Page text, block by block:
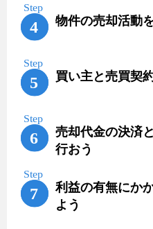
物件の売却活動
買い主と売買契
売却代金の決済
行おう
利益の有無にか
よう